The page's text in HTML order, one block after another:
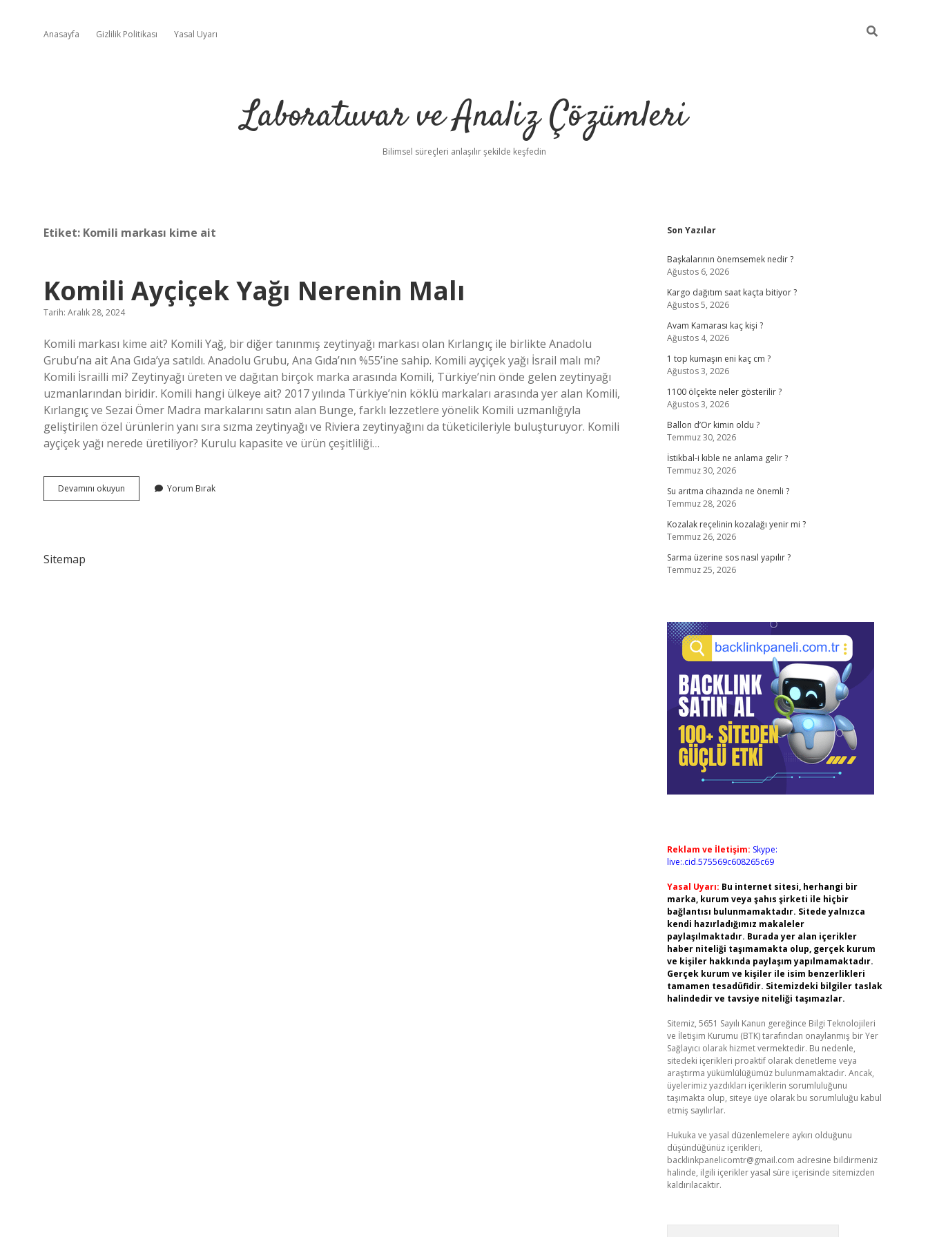
Anasayfa Gizlilik Politikası Yasal Uyarı
Laboratuvar ve Analiz Çözümleri
Bilimsel süreçleri anlaşılır şekilde keşfedin
Etiket: Komili markası kime ait
Komili Ayçiçek Yağı Nerenin Malı
Tarih: Aralık 28, 2024
Komili markası kime ait? Komili Yağ, bir diğer tanınmış zeytinyağı markası olan Kırlangıç ​​ile birlikte Anadolu
Grubu’na ait Ana Gıda’ya satıldı. Anadolu Grubu, Ana Gıda’nın %55’ine sahip. Komili ayçiçek yağı İsrail malı mı?
Komili İsrailli mi? Zeytinyağı üreten ve dağıtan birçok marka arasında Komili, Türkiye’nin önde gelen zeytinyağı
uzmanlarından biridir. Komili hangi ülkeye ait? 2017 yılında Türkiye’nin köklü markaları arasında yer alan Komili,
Kırlangıç ​​​​​​ve Sezai Ömer Madra markalarını satın alan Bunge, farklı lezzetlere yönelik Komili uzmanlığıyla
geliştirilen özel ürünlerin yanı sıra sızma zeytinyağı ve Riviera zeytinyağını da tüketicileriyle buluşturuyor. Komili
ayçiçek yağı nerede üretiliyor? Kurulu kapasite ve ürün çeşitliliği…
Devamını okuyun
Ayçiçek
Yorum Bırak
Sitemap
Sidebar
Son Yazılar
Başkalarının önemsemek nedir ?
Ağustos 6, 2026
Kargo dağıtım saat kaçta bitiyor ?
Ağustos 5, 2026
Avam Kamarası kaç kişi ?
Ağustos 4, 2026
1 top kumaşın eni kaç cm ?
Ağustos 3, 2026
1100 ölçekte neler gösterilir ?
Ağustos 3, 2026
Ballon d’Or kimin oldu ?
Temmuz 30, 2026
İstikbal-i kıble ne anlama gelir ?
Temmuz 30, 2026
Su arıtma cihazında ne önemli ?
Temmuz 28, 2026
Kozalak reçelinin kozalağı yenir mi ?
Temmuz 26, 2026
Sarma üzerine sos nasıl yapılır ?
Temmuz 25, 2026
Reklam ve İletişim: Skype:
live:.cid.575569c608265c69
Yasal Uyarı: Bu internet sitesi, herhangi bir
marka, kurum veya şahıs şirketi ile hiçbir
bağlantısı bulunmamaktadır. Sitede yalnızca
kendi hazırladığımız makaleler
paylaşılmaktadır. Burada yer alan içerikler
haber niteliği taşımamakta olup, gerçek kurum
ve kişiler hakkında paylaşım yapılmamaktadır.
Gerçek kurum ve kişiler ile isim benzerlikleri
tamamen tesadüfidir. Sitemizdeki bilgiler taslak
halindedir ve tavsiye niteliği taşımazlar.
Sitemiz, 5651 Sayılı Kanun gereğince Bilgi Teknolojileri
ve İletişim Kurumu (BTK) tarafından onaylanmış bir Yer
Sağlayıcı olarak hizmet vermektedir. Bu nedenle,
sitedeki içerikleri proaktif olarak denetleme veya
araştırma yükümlülüğümüz bulunmamaktadır. Ancak,
üyelerimiz yazdıkları içeriklerin sorumluluğunu
taşımakta olup, siteye üye olarak bu sorumluluğu kabul
etmiş sayılırlar.
Hukuka ve yasal düzenlemelere aykırı olduğunu
düşündüğünüz içerikleri,
backlinkpanelicomtr@gmail.com adresine bildirmeniz
halinde, ilgili içerikler yasal süre içerisinde sitemizden
kaldırılacaktır.